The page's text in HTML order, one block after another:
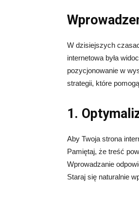
W dzisiejszych
internetowa była
pozycjonowanie w
strategii, które
1.
Aby Twoja strona
Pamiętaj, że treść
Wprowadzanie
Staraj się naturalnie